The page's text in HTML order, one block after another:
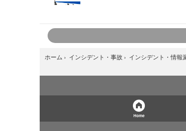
ホーム › インシデント・事故 › インシデント・情報
Home